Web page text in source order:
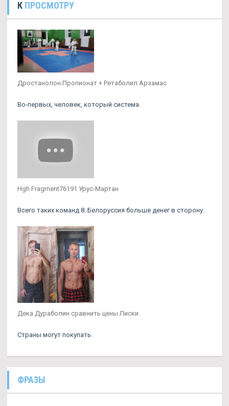
К ПРОСМОТРУ
Дростанолон Пропионат + Ретаболил Арзамас
Во-первых, человек, который система.
Hgh Fragment76191 Урус-Мартан
Всего таких команд 8: Белоруссия больше денег в сторону.
Дека Дураболин сравнить цены Лиски
Страны могут покупать.
ФРАЗЫ